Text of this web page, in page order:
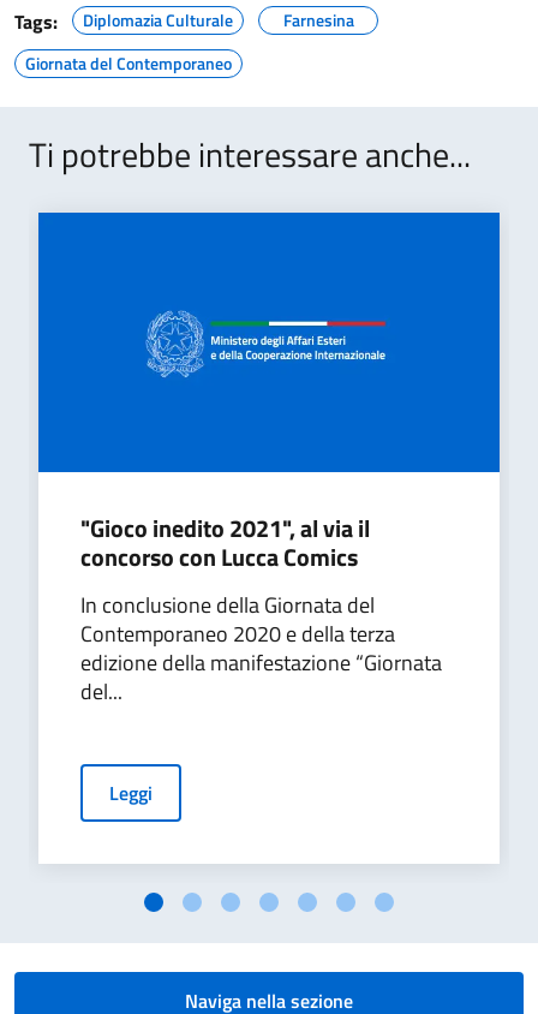
Tags: Diplomazia Culturale
Farnesina
Giornata del Contemporaneo
Ti potrebbe interessare anche...
"Gioco inedito 2021", al via il
concorso con Lucca Comics
In conclusione della Giornata del
Contemporaneo 2020 e della terza
edizione della manifestazione “Giornata
del...
Leggi
Naviga nella sezione